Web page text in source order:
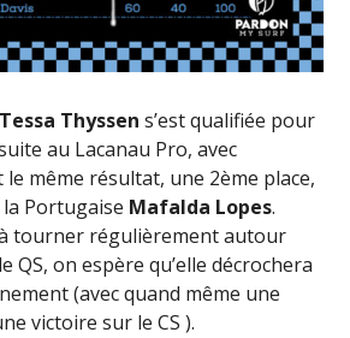
Tessa Thyssen s’est qualifiée pour
au Lacanau Pro, avec
même résultat, une 2ème place,
Portugaise Mafalda Lopes.
tourner régulièrement autour
QS, on espère qu’elle décrochera
(avec quand même une
victoire sur le CS ).